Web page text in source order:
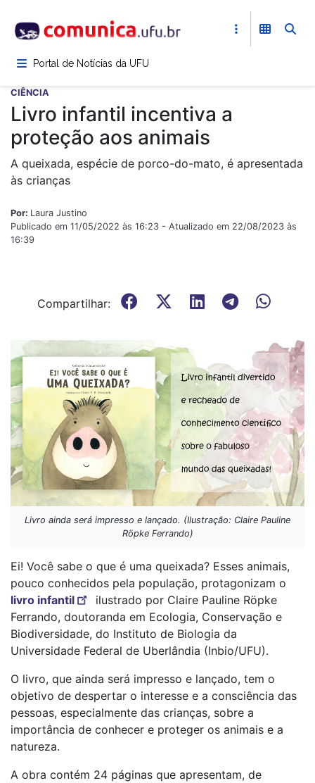
para
conteúdoPortal de Notícias da UFU
CIÊNCIA
Livro infantil incentiva a
proteção aos animais
A queixada, espécie de porco-do-mato, é apresentada
às crianças
Por: Laura Justino
Publicado em 11/05/2022 às 16:23 - Atualizado em 22/08/2023 às
16:39
Compartilhar:
Livro ainda será impresso e lançado. (Ilustração: Claire Pauline
Röpke Ferrando)
Ei! Você sabe o que é uma queixada? Esses animais,
pouco conhecidos pela população, protagonizam o
livro infantil
ilustrado por Claire Pauline Röpke
Ferrando, doutoranda em Ecologia, Conservação e
Biodiversidade, do Instituto de Biologia da
Universidade Federal de Uberlândia (Inbio/UFU).
O livro, que ainda será impresso e lançado, tem o
objetivo de despertar o interesse e a consciência das
pessoas, especialmente das crianças, sobre a
importância de conhecer e proteger os animais e a
natureza.
A obra contém 24 páginas que apresentam, de